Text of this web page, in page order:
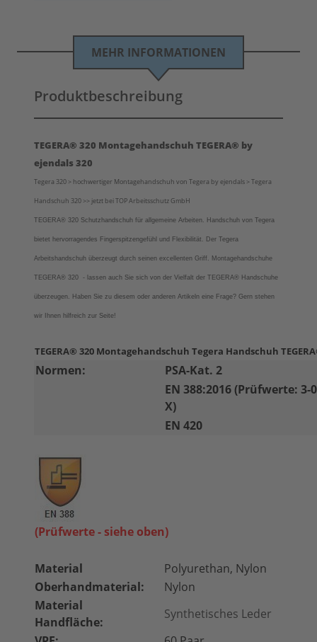
MEHR INFORMATIONEN
Produktbeschreibung
TEGERA® 320 Montagehandschuh TEGERA® by
ejendals 320
Tegera 320 > hochwertiger Montagehandschuh von Tegera by ejendals > Tegera
Handschuh 320 >> jetzt bei TOP Arbeitsschutz GmbH
TEGERA® 320 Schutzhandschuh für allgemeine Arbeiten. Handschuh von Tegera
bietet hervorragendes Fingerspitzengefühl und Flexibilität. Der Tegera
Arbeitshandschuh überzeugt durch seinen excellenten Griff. Montagehandschuhe
TEGERA® 320 - lassen auch Sie sich von der Vielfalt der TEGERA® Handschuhe
überzeugen. Haben Sie zu diesem oder anderen Artikeln eine Frage? Gern stehen
wir Ihnen hilfreich zur Seite!
TEGERA® 320 Montagehandschuh Tegera Handschuh
Normen:
PSA-Kat. 2
EN 388:2016 (Prüfwerte: 3-
X)
EN 420
(Prüfwerte - siehe oben)
Material
Polyurethan, Nylon
Oberhandmaterial:
Nylon
Material
Handfläche:
Synthetisches Leder